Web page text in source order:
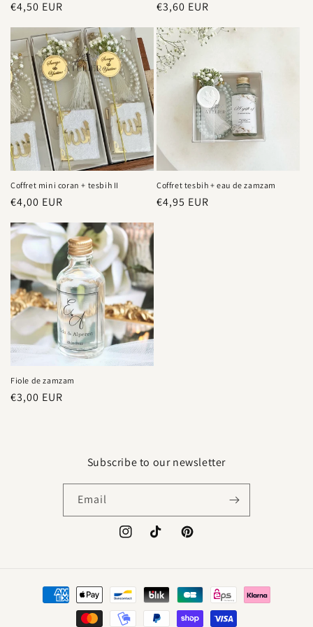
Regular
€4,50 EUR
Regular
€3,60 EUR
Coffret mini coran + tesbih II
Regular
€4,00 EUR
Coffret tesbih + eau de zamzam
Regular
€4,95 EUR
Fiole de zamzam
Regular
€3,00 EUR
Subscribe to our newsletter
Email
InstagramTikTok Pinterest
Payment
methods